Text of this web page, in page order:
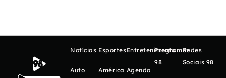
Notícias
Auto
Esportes
América
Entretenimento
Agenda
Programas
98
Redes
Sociais 98